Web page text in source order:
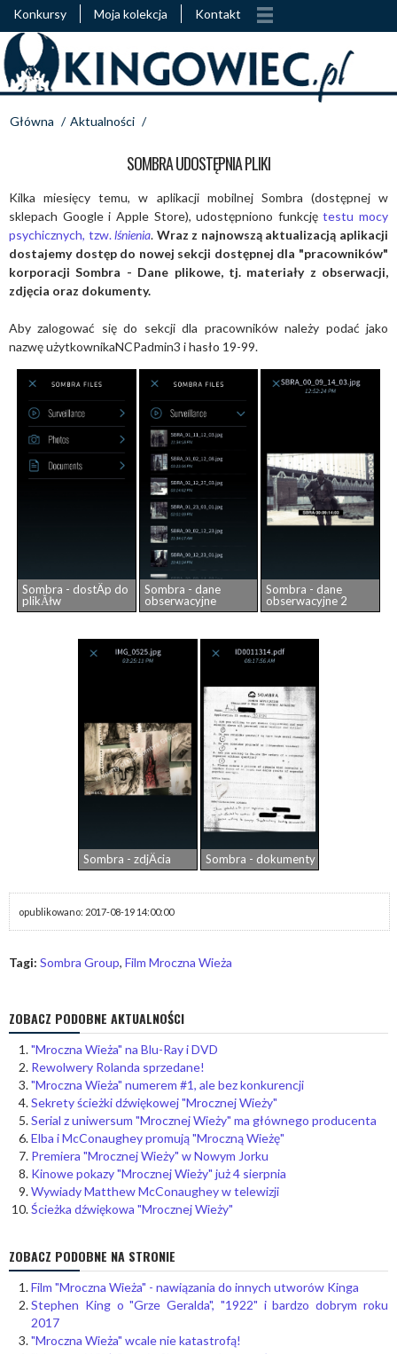
Konkursy Moja kolekcja Kontakt
Główna / Aktualności /
SOMBRA UDOSTĘPNIA PLIKI
Kilka miesięcy temu, w aplikacji mobilnej Sombra (dostępnej w
sklepach Google i Apple Store), udostępniono funkcjętestu mocy
psychicznych, tzw.lśnienia. Wraz z najnowszą aktualizacją aplikacji
dostajemy dostęp do nowej sekcji dostępnej dla "pracowników"
korporacji Sombra - Dane plikowe, tj. materiały z obserwacji,
zdjęcia oraz dokumenty.
Aby zalogować się do sekcji dla pracowników należy podać jako
nazwę użytkownikaNCPadmin3 i hasło 19-99.
Sombra - dostÄp do
plikĂłw
Sombra - dane
obserwacyjne
Sombra - dane
obserwacyjne 2
Sombra - zdjÄcia Sombra - dokumenty
opublikowano: 2017-08-19 14:00:00
Tagi: Sombra Group, Film Mroczna Wieża
ZOBACZ PODOBNE AKTUALNOŚCI
"Mroczna Wieża" na Blu-Ray i DVD
Rewolwery Rolanda sprzedane!
"Mroczna Wieża" numerem #1, ale bez konkurencji
Sekrety ścieżki dźwiękowej "Mrocznej Wieży"
Serial z uniwersum "Mrocznej Wieży" ma głównego producenta
Elba i McConaughey promują "Mroczną Wieżę"
Premiera "Mrocznej Wieży" w Nowym Jorku
Kinowe pokazy "Mrocznej Wieży" już 4 sierpnia
Wywiady Matthew McConaughey w telewizji
Ścieżka dźwiękowa "Mrocznej Wieży"
ZOBACZ PODOBNE NA STRONIE
Film "Mroczna Wieża" - nawiązania do innych utworów Kinga
Stephen King o "Grze Geralda", "1922" i bardzo dobrym roku
2017
"Mroczna Wieża" wcale nie katastrofą!